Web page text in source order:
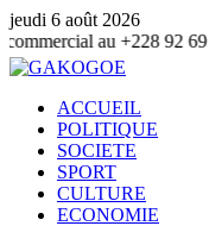
jeudi 6 août 2026
92 69 88 33
ACCUEIL
POLITIQUE
SOCIETE
SPORT
CULTURE
ECONOMIE